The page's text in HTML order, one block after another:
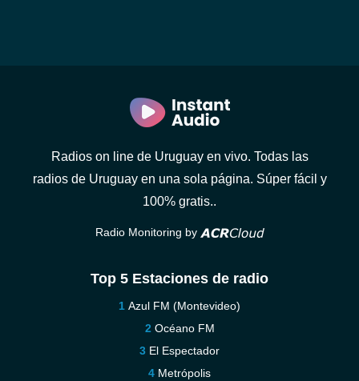
Radios on line de Uruguay en vivo. Todas las
radios de Uruguay en una sola página. Súper fácil y
100% gratis..
Radio Monitoring by
Top 5 Estaciones de radio
Azul FM (Montevideo)
Océano FM
El Espectador
Metrópolis